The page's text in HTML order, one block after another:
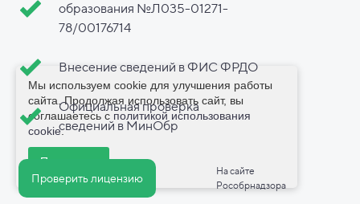
Проверить лицензию
На сайте
Рособрнадзора
образования №Л035-01271-
78/00176714
Внесение сведений в ФИС ФРДО
Официальная проверка
сведений в МинОбр
Мы используем cookie для улучшения работы
сайта. Продолжая использовать сайт, вы
соглашаетесь с политикой использования
cookie.
Принимаю